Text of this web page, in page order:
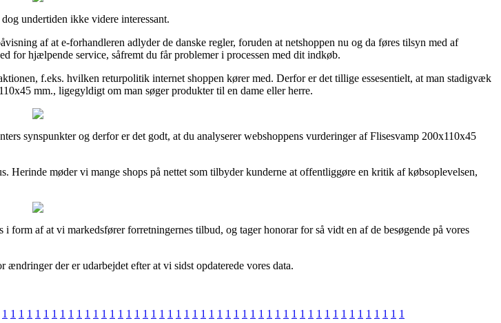
undertiden ikke videre interessant.
af at e-forhandleren adlyder de danske regler, foruden at netshoppen nu og da føres tilsyn med af
for hjælpende service, såfremt du får problemer i processen med dit indkøb.
f.eks. hvilken returpolitik internet shoppen kører med. Derfor er det tillige essesentielt, at man stadigvæk
mm., ligegyldigt om man søger produkter til en dame eller herre.
synspunkter og derfor er det godt, at du analyserer webshoppens vurderinger af Flisesvamp 200x110x45
møder vi mange shops på nettet som tilbyder kunderne at offentliggøre en kritik af købsoplevelsen,
af at vi markedsfører forretningernes tilbud, og tager honorar for så vidt en af de besøgende på vores
der er udarbejdet efter at vi sidst opdaterede vores data.
1 1 1 1 1 1 1 1 1 1 1 1 1 1 1 1 1 1 1 1 1 1 1 1 1 1 1 1 1 1 1 1 1 1 1 1 1 1 1 1 1 1 1 1 1 1 1 1 1